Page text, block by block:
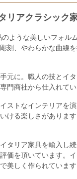
リアクラシック
ような美しいフォル
刻、やわらかな曲線
元に。職人の技とイ
門商社から仕入れてい
ストなインテリアを
ける楽しさがありま
タリア家具を輸入し
価を頂いています。
美しく作られています